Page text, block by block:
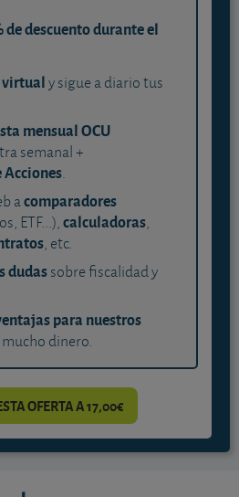
de descuento durante el
y sigue a diario tus
mensual OCU
semanal +
.
acomparadores
ETF...),calculadoras,
, etc.
dudassobre fiscalidad y
para nuestros
dinero.
OFERTA A 17,00€